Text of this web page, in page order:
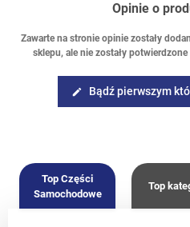
BRZ I (Z10) 2012-2021/
Forester
Forester S14 (SJ)
Opinie o
Zawarte na stronie opinie zostały
sklepu, ale nie zostały
edit Bądź pierwszym
Top Części
Samochodowe
Top